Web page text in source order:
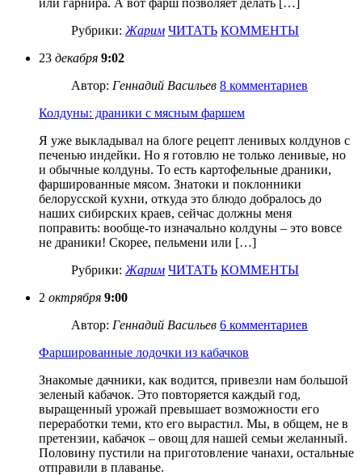
или гарнира. А вот фарш позволяет делать […]
Рубрики: Жарим ЧИТАТЬ КОММЕНТЫ
23 декабря 9:02
Автор: Геннадий Васильев 8 комментариев
Колдуны: драники с мясным фаршем
Я уже выкладывал на блоге рецепт ленивых колдунов с
печенью индейки. Но я готовлю не только ленивые, но
и обычные колдуны. То есть картофельные драники,
фаршированные мясом. Знатоки и поклонники
белорусской кухни, откуда это блюдо добралось до
наших сибирских краев, сейчас должны меня
поправить: вообще-то изначально колдуны – это вовсе
не драники! Скорее, пельмени или […]
Рубрики: Жарим ЧИТАТЬ КОММЕНТЫ
2 октрября 9:00
Автор: Геннадий Васильев 6 комментариев
Фаршированные лодочки из кабачков
Знакомые дачники, как водится, привезли нам большой
зеленый кабачок. Это повторяется каждый год,
выращенный урожай превышает возможности его
переработки теми, кто его вырастил. Мы, в общем, не в
претензии, кабачок – овощ для нашей семьи желанный.
Половину пустили на приготовление чанахи, остальные
отправили в плаванье.